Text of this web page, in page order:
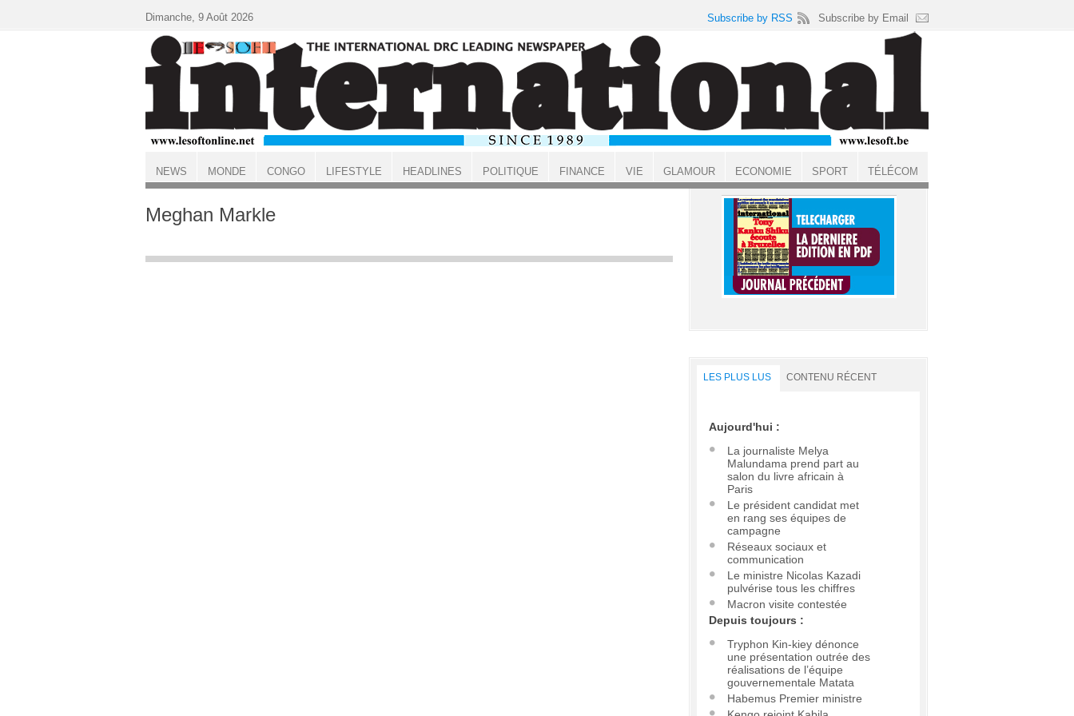
ACCUEIL
Meghan Markle
LES PLUS LUS CONTENU RÉCENT
Aujourd'hui :
La journaliste Melya
Malundama prend part au
salon du livre africain à
Paris
Le président candidat met
en rang ses équipes de
campagne
Réseaux sociaux et
communication
Le ministre Nicolas Kazadi
pulvérise tous les chiffres
Macron visite contestée
Depuis toujours :
Tryphon Kin-kiey dénonce
une présentation outrée des
réalisations de l’équipe
gouvernementale Matata
Habemus Premier ministre
Dimanche, 9 Août 2026 Subscribe by RSS Subscribe by Email
NEWS MONDE CONGO LIFESTYLE HEADLINES POLITIQUE FINANCE VIE GLAMOUR ECONOMIE SPORT TÉLÉCOM